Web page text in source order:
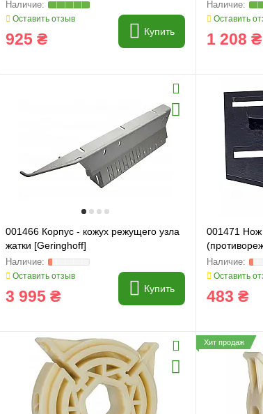
Генератори Генератори
Оставить отзыв
925 ₴ Купить
Оставить
1 208 ₴
001466 Корпус - кожух режущего узла
жатки [Geringhoff]
Оставить отзыв
3 995 ₴ Купить
001471 Нож
Оставить
483 ₴
Хит продаж